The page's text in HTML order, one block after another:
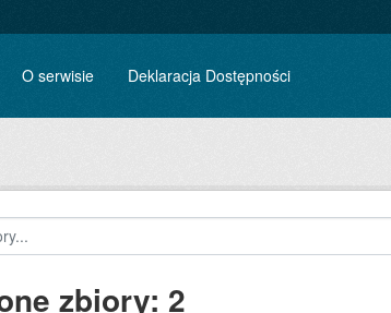
O serwisie Deklaracja Dostępności
zbiory: 2